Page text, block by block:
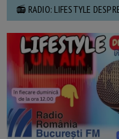
📻 RADIO: LIFESTYLE